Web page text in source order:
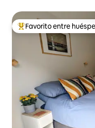
Favorito entre
Favorito entre